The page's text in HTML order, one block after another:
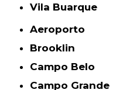
Vila Buarque
Aeroporto
Brooklin
Campo Belo
Campo Grande